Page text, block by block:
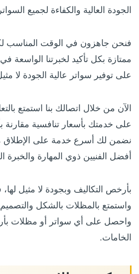
الجودة العالية والكفاءة لجميع
فنحن جاهزون في الوقت المناسب
ممتازة بكل تأكيد لخبرتنا الواسعة
على توفير سواتر عالية الجودة لا
الآن من خلال اتصالك بنا استمتع
على خدمتك بأسعار تنافسية مقارنة
نضمن لك أسرع خدمة على الإطلاق
أفضل الفنيين ذوي المهارة والخبرة
بأرخص التكاليف وبجودة لا مثيل لها،
واستمتع بالمظلات بالشكل
واحصل على أي سواتر أو مظلات
الخامات.